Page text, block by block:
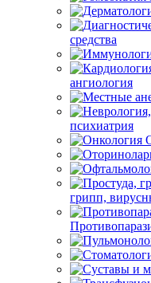
средства
ангиология
психиатрия
грипп,